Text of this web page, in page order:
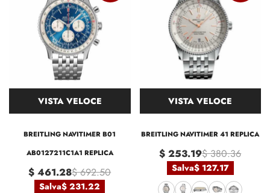
VISTA VELOCE
BREITLING NAVITIMER B01
AB0127211C1A1 REPLICA
$ 461.28$ 692.50
Salva$ 231.22
VISTA VELOCE
BREITLING NAVITIMER 41 REPLICA
$ 253.19$ 380.36
Salva$ 127.17